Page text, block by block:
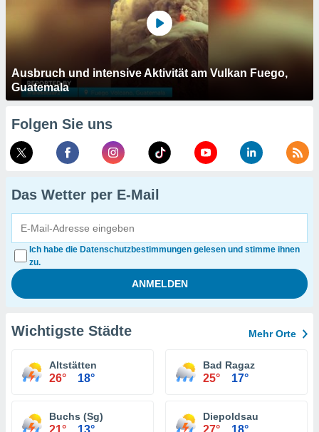
Ausbruch und intensive Aktivität am Vulkan Fuego,
Guatemala
Folgen Sie uns
Das Wetter per E-Mail
Ich habe die Datenschutzbestimmungen gelesen und stimme ihnen
zu.
Wichtigste Städte Mehr Orte
Altstätten
26° 18°
Bad Ragaz
25° 17°
Buchs (Sg)
21° 13°
Diepoldsau
27° 18°